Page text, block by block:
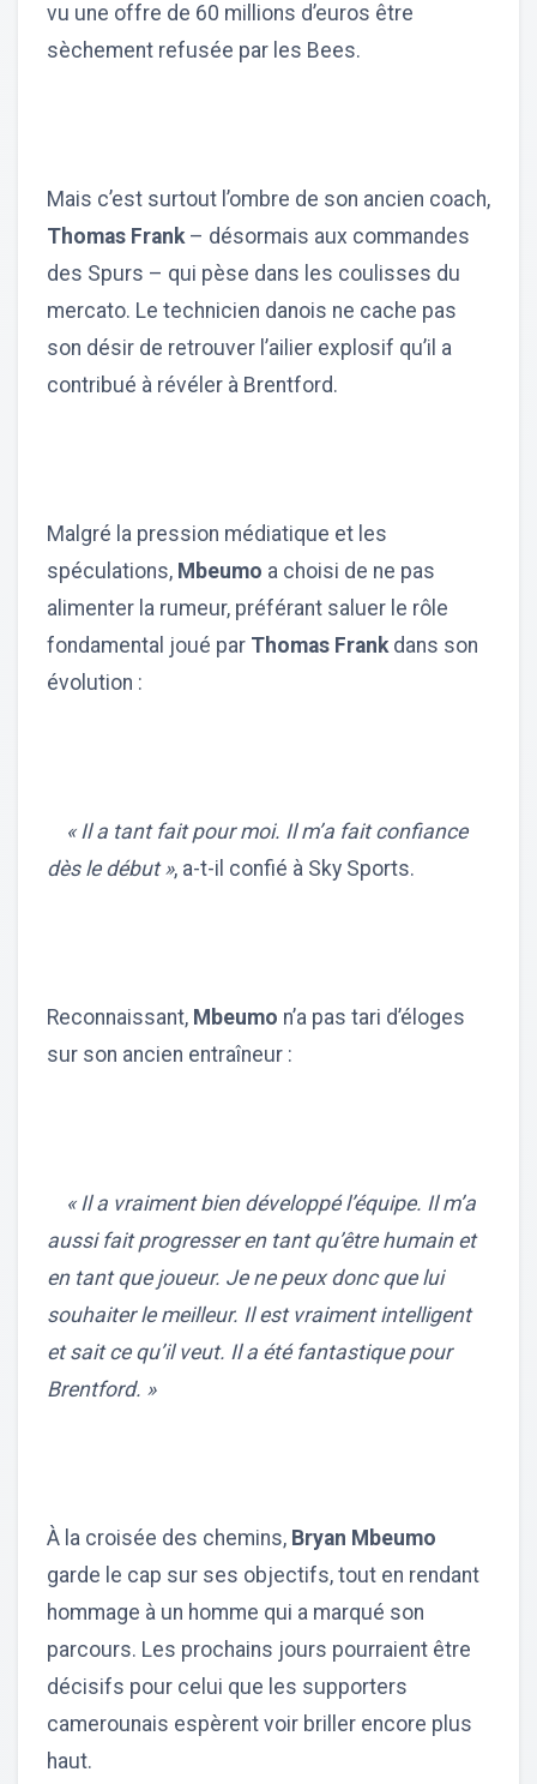
vu une offre de 60 millions d’euros être
sèchement refusée par les Bees.
Mais c’est surtout l’ombre de son ancien coach,
Thomas Frank– désormais aux commandes
des Spurs – qui pèse dans les coulisses du
mercato. Le technicien danois ne cache pas
son désir de retrouver l’ailier explosif qu’il a
contribué à révéler à Brentford.
Malgré la pression médiatique et les
spéculations, Mbeumo a choisi de ne pas
alimenter la rumeur, préférant saluer le rôle
fondamental joué par Thomas Frankdans son
évolution :
« Il a tant fait pour moi. Il m’a fait confiance
dès le début », a-t-il confié à Sky Sports.
Reconnaissant, Mbeumo n’a pas tari d’éloges
sur son ancien entraîneur :
« Il a vraiment bien développé l’équipe. Il m’a
aussi fait progresser en tant qu’être humain et
en tant que joueur. Je ne peux donc que lui
souhaiter le meilleur. Il est vraiment intelligent
et sait ce qu’il veut. Il a été fantastique pour
Brentford. »
À la croisée des chemins, Bryan Mbeumo
garde le cap sur ses objectifs, tout en rendant
hommage à un homme qui a marqué son
parcours. Les prochains jours pourraient être
décisifs pour celui que les supporters
camerounais espèrent voir briller encore plus
haut.